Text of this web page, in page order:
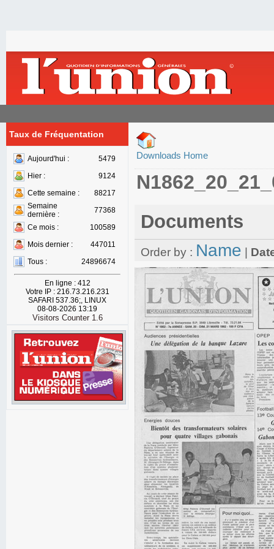
Taux de Fréquentation
Aujourd'hui :
5479
Hier :
9124
Cette semaine :
88217
Semaine
dernière :
77368
Ce mois :
100589
Mois dernier :
447011
Tous :
24896674
En ligne : 412
Votre IP : 216.73.216.231
SAFARI 537.36;, LINUX
08-08-2026 13:19
Visitors Counter 1.6
Downloads Home
Documents
Order by : Name